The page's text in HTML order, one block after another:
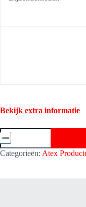
Bekijk extra informatie
Load
Arrester
(Last
beveiliging)
Categorieën: Atex